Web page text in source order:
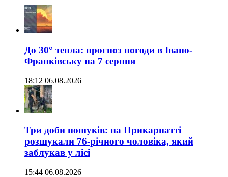
До 30° тепла: прогноз погоди в Івано-
Франківську на 7 серпня
18:12 06.08.2026
Три доби пошуків: на Прикарпатті
розшукали 76-річного чоловіка, який
заблукав у лісі
15:44 06.08.2026